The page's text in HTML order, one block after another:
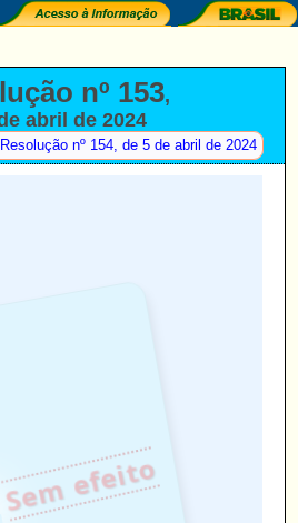
Sem efeito
nº 153,
abril de 2024
Resolução nº 154, de 5 de abril de 2024